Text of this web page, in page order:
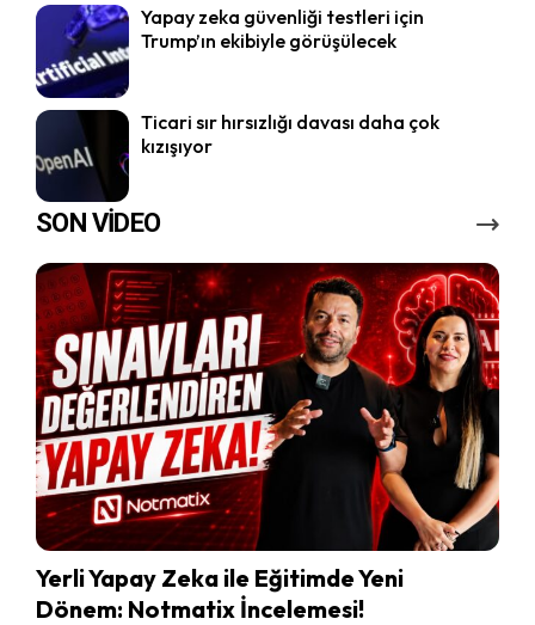
Yapay zeka güvenliği testleri için
Trump’ın ekibiyle görüşülecek
Ticari sır hırsızlığı davası daha çok
kızışıyor
SON VİDEO
Yerli Yapay Zeka ile Eğitimde Yeni
Dönem: Notmatix İncelemesi!